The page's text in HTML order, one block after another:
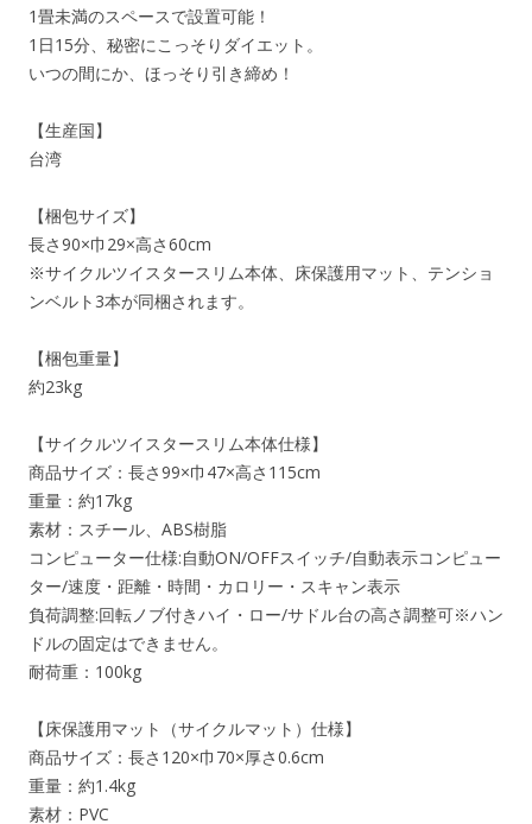
1畳未満のスペースで設置可能！
1日15分、秘密にこっそりダイエット。
いつの間にか、ほっそり引き締め！
【生産国】
台湾
【梱包サイズ】
長さ90×巾29×高さ60cm
※サイクルツイスタースリム本体、床保護用マット、テンショ
ンベルト3本が同梱されます。
【梱包重量】
約23kg
【サイクルツイスタースリム本体仕様】
商品サイズ：長さ99×巾47×高さ115cm
重量：約17kg
素材：スチール、ABS樹脂
コンピューター仕様:自動ON/OFFスイッチ/自動表示コンピュー
ター/速度・距離・時間・カロリー・スキャン表示
負荷調整:回転ノブ付きハイ・ロー/サドル台の高さ調整可※ハン
ドルの固定はできません。
耐荷重：100kg
【床保護用マット（サイクルマット）仕様】
商品サイズ：長さ120×巾70×厚さ0.6cm
重量：約1.4kg
素材：PVC